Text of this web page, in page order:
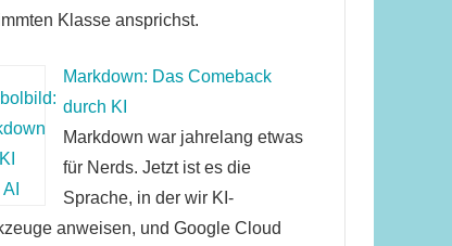
Klasse ansprichst.
Markdown: Das Comeback
durch KI
Markdown war jahrelang etwas
für Nerds. Jetzt ist es die
Sprache, in der wir KI-
anweisen, und Google Cloud